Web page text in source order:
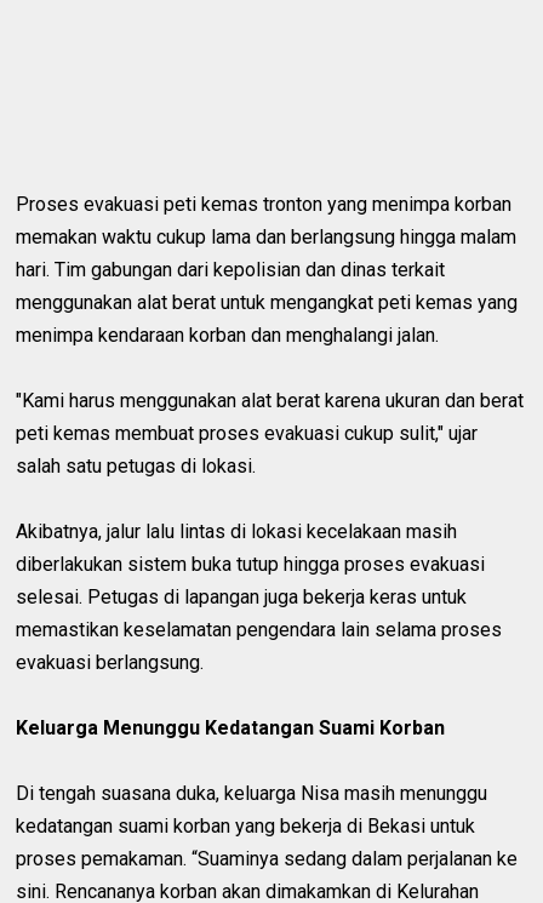
Proses evakuasi peti kemas tronton yang menimpa korban
memakan waktu cukup lama dan berlangsung hingga malam
hari. Tim gabungan dari kepolisian dan dinas terkait
menggunakan alat berat untuk mengangkat peti kemas yang
menimpa kendaraan korban dan menghalangi jalan.
"Kami harus menggunakan alat berat karena ukuran dan berat
peti kemas membuat proses evakuasi cukup sulit," ujar
salah satu petugas di lokasi.
Akibatnya, jalur lalu lintas di lokasi kecelakaan masih
diberlakukan sistem buka tutup hingga proses evakuasi
selesai. Petugas di lapangan juga bekerja keras untuk
memastikan keselamatan pengendara lain selama proses
evakuasi berlangsung.
Keluarga Menunggu Kedatangan Suami Korban
Di tengah suasana duka, keluarga Nisa masih menunggu
kedatangan suami korban yang bekerja di Bekasi untuk
proses pemakaman. “Suaminya sedang dalam perjalanan ke
sini. Rencananya korban akan dimakamkan di Kelurahan